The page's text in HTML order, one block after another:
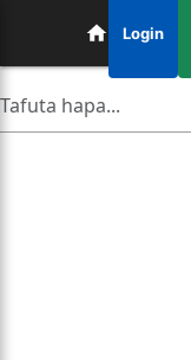
Login